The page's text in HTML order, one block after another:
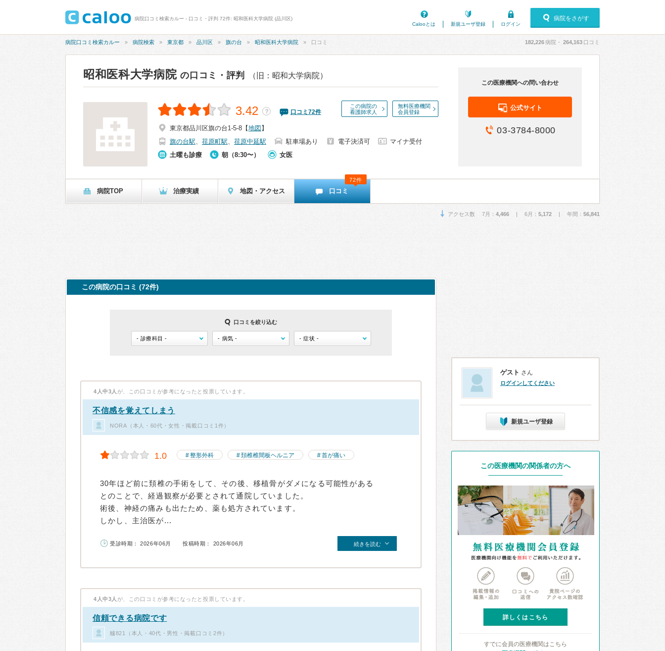
病院口コミ検索カルー - 口コミ・評判 72件: 昭和医科大学病院 (品川区)
Calooとは
新規ユーザ登録 ログイン
病院をさがす
病院口コミ検索カルー 病院検索 東京都 品川区 旗の台 昭和医科大学病院 口コミ 182,226病院・ 264,163 口コミ
昭和医科大学病院 の口コミ・評判 （旧：昭和大学病院）
この病院の
看護師求人
無料医療機関
会員登録
3.42 ？ 口コミ 72件
東京都品川区旗の台1-5-8 【地図 】
旗の台駅、 荏原町駅、 荏原中延駅 駐車場あり 電子決済可
マイナ受付
土曜も診療
朝（8:30〜） 女医
この医療機関への問い合わせ
公式サイト
03-3784-8000
病院TOP 治療実績 地図・アクセス 口コミ
72件
アクセス数 7月： 4,466 | 6月： 5,172 | 年間： 56,841
この病院の口コミ (72件)
口コミを絞り込む
4人中3人 が、この口コミが参考になったと投票しています。
不信感を覚えてしまう
NORA（本人・60代・女性・掲載口コミ1件）
1.0 整形外科 頚椎椎間板ヘルニア 首が痛い
30年ほど前に頚椎の手術をして、その後、移植骨がダメになる可能性がある
とのことで、経過観察が必要とされて通院していました。
術後、神経の痛みも出たため、薬も処方されています。
しかし、主治医が...
受診時期： 2026年06月 投稿時期： 2026年06月 続きを読む
4人中3人 が、この口コミが参考になったと投票しています。
信頼できる病院です
艫821（本人・40代・男性・掲載口コミ2件）
ゲスト さん
ログインしてください
新規ユーザ登録
この医療機関の関係者の方へ
詳しくはこちら
すでに会員の医療機関はこちら